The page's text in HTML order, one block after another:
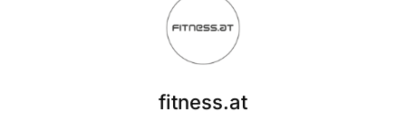
fitness.at